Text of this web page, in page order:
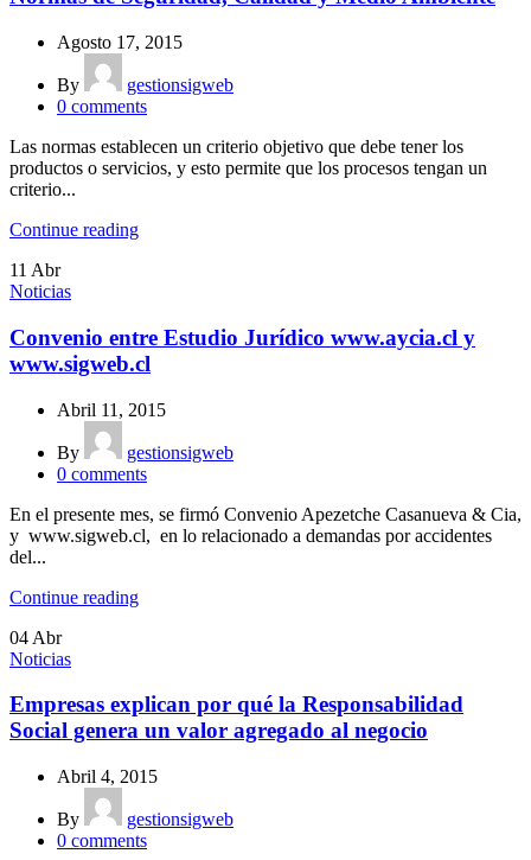
Agosto 17, 2015
By
gestionsigweb
0 comments
Las normas establecen un criterio objetivo que debe tener los
productos o servicios, y esto permite que los procesos tengan un
criterio...
Continue reading
11 Abr
Noticias
Convenio entre Estudio Jurídico www.aycia.cl y
www.sigweb.cl
Abril 11, 2015
By
gestionsigweb
0 comments
En el presente mes, se firmó Convenio Apezetche Casanueva & Cia,
y www.sigweb.cl, en lo relacionado a demandas por accidentes
del...
Continue reading
04 Abr
Noticias
Empresas explican por qué la Responsabilidad
Social genera un valor agregado al negocio
Abril 4, 2015
By
gestionsigweb
0 comments